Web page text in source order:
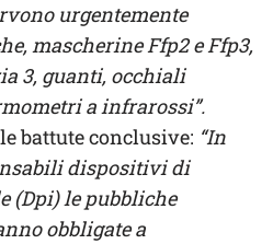
urgentemente
mascherine Ffp2 e Ffp3,
3, guanti, occhiali
a infrarossi”.
battute conclusive: “In
dispositivi di
(Dpi) le pubbliche
obbligate a